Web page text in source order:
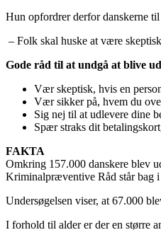
Hun opfordrer derfor danskerne
– Folk skal huske at være
Gode råd til at undgå at blive
Vær skeptisk, hvis en
Vær sikker på, hvem du
Sig nej til at udlevere dine
Spær straks dit
FAKTA
Omkring 157.000 danskere blev
Kriminalpræventive Råd står bag
Undersøgelsen viser, at 67.000
I forhold til alder er der en større